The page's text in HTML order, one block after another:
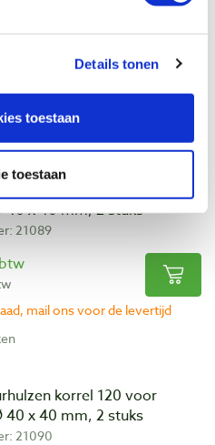
Details tonen
toestaan
toestaan
40 x 40 mm, 2 stuks
21089
mail ons voor de levertijd
korrel 120 voor
40 x 40 mm, 2 stuks
21090